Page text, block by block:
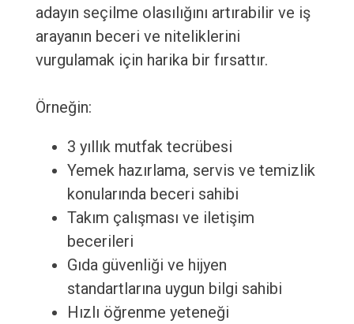
adayın seçilme olasılığını artırabilir ve iş
arayanın beceri ve niteliklerini
vurgulamak için harika bir fırsattır.
Örneğin:
3 yıllık mutfak tecrübesi
Yemek hazırlama, servis ve temizlik
konularında beceri sahibi
Takım çalışması ve iletişim
becerileri
Gıda güvenliği ve hijyen
standartlarına uygun bilgi sahibi
Hızlı öğrenme yeteneği